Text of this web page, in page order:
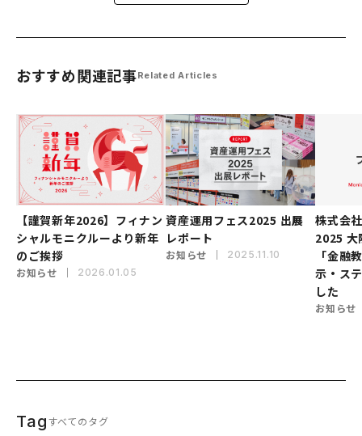
おすすめ関連記事Related Articles
【謹賀新年2026】フィナン
シャルモニクルーより新年
のご挨拶
お知らせ 2026.01.05
資産運用フェス2025 出展
レポート
お知らせ 2025.11.10
株式会
2025 大
「金融
示・ス
した
お知らせ
Tagすべてのタグ